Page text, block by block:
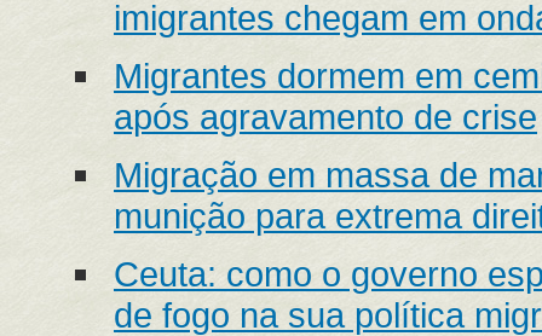
imigrantes chegam em
Migrantes dormem em
após agravamento de crise
Migração em massa de
munição para extrema
Ceuta: como o governo
de fogo na sua política